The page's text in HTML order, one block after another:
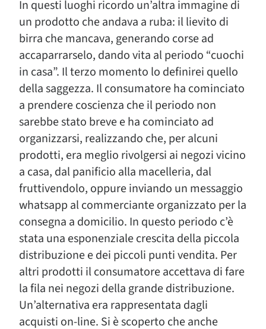
In questi luoghi ricordo un’altra immagine di
un prodotto che andava a ruba: il lievito di
birra che mancava, generando corse ad
accaparrarselo, dando vita al periodo “cuochi
in casa”. Il terzo momento lo definirei quello
della saggezza. Il consumatore ha cominciato
a prendere coscienza che il periodo non
sarebbe stato breve e ha cominciato ad
organizzarsi, realizzando che, per alcuni
prodotti, era meglio rivolgersi ai negozi vicino
a casa, dal panificio alla macelleria, dal
fruttivendolo, oppure inviando un messaggio
whatsapp al commerciante organizzato per la
consegna a domicilio. In questo periodo c’è
stata una esponenziale crescita della piccola
distribuzione e dei piccoli punti vendita. Per
altri prodotti il consumatore accettava di fare
la fila nei negozi della grande distribuzione.
Un’alternativa era rappresentata dagli
acquisti on-line. Si è scoperto che anche